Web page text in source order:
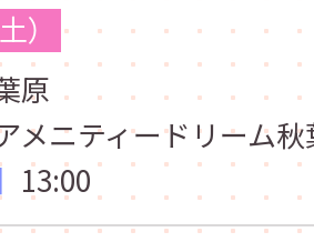
）
原
メニティードリーム
13:00